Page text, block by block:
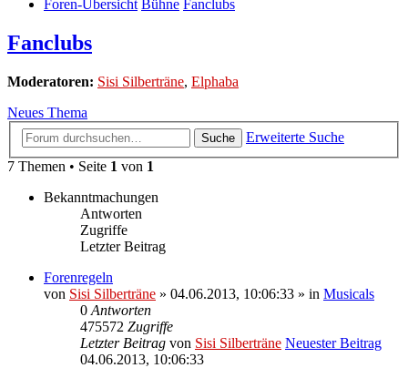
Foren-Übersicht Bühne Fanclubs
Fanclubs
Moderatoren: Sisi Silberträne, Elphaba
Neues Thema
Suche
Erweiterte Suche
7 Themen • Seite 1 von 1
Bekanntmachungen
Antworten
Zugriffe
Letzter Beitrag
Forenregeln
von Sisi Silberträne » 04.06.2013, 10:06:33 » in Musicals
0 Antworten
475572 Zugriffe
Letzter Beitrag von Sisi Silberträne Neuester Beitrag
04.06.2013, 10:06:33